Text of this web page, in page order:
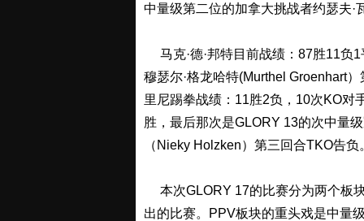
中量级第二位的加拿大挑战者约瑟夫
马克·德·邦特目前战绩：87胜11负
穆瑟尔·格龙哈特(Murthel Groenhart
里尼踢拳战绩：11胜2负，10次KO对
胜，最后那次是GLORY 13的次中量
（Nieky Holzken）第三回合TKO告负
本次GLORY 17的比赛分为两个板
出的比赛。PPV板块的重头戏是中量